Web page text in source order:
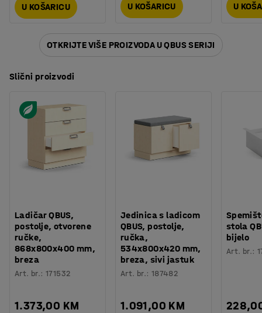
U KOŠARICU U KOŠARICU U
OTKRIJTE VIŠE PROIZVODA U QBUS SERIJI
Slični proizvodi
Ladičar QBUS,
postolje, otvorene
ručke,
868x800x400 mm,
breza
Art. br.:171532
1.373,00 KM
Jedinica s ladicom
QBUS, postolje,
ručka,
534x800x420 mm,
breza, sivi jastuk
Art. br.: 187482
1.091,00 KM
stola
bijelo
Art. br.: